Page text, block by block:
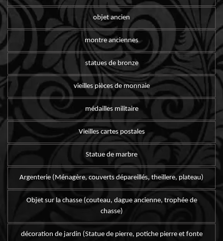
objet ancien
montre anciennes
statues de bronze
vieilles pièces de monnaie
médailles militaire
Vieilles cartes postales
Statue de marbre
Argenterie (Ménagère, couverts dépareillés, theillere, plateau)
Objet sur la chasse (couteau, dague ancienne, trophée de
chasse)
décoration de jardin (Statue de pierre, potiche pierre et fonte